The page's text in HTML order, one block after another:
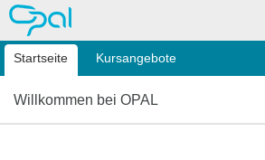
OPAL
Startseite Kursangebote
Willkommen bei OPAL